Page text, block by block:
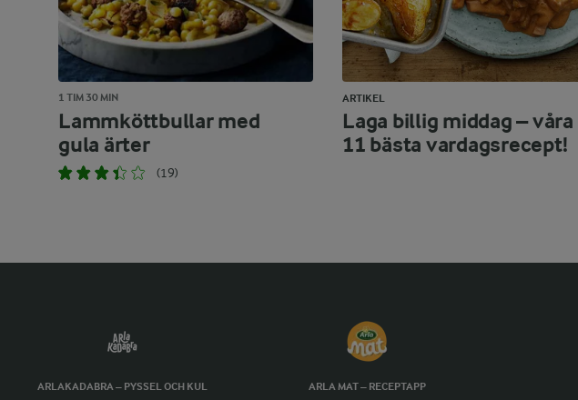
1 TIM 30 MIN
Lammköttbullar med
gula ärter
(19)
ARTIKEL
Laga billig middag – våra
11 bästa vardagsrecept!
ARLAKADABRA – PYSSEL OCH KUL ARLA MAT – RECEPTAPP